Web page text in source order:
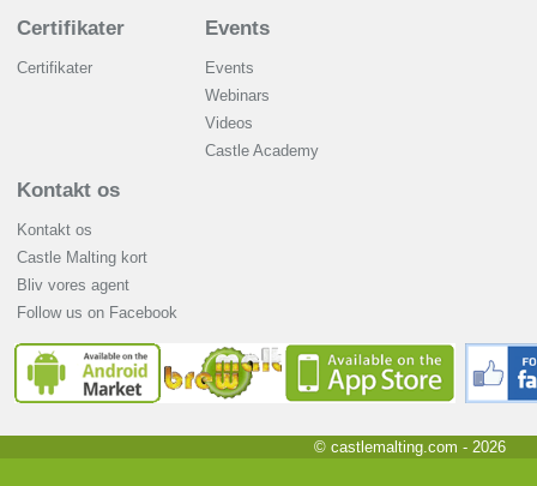
Certifikater
Certifikater
Events
Events
Webinars
Videos
Castle Academy
Kontakt os
Kontakt os
Castle Malting kort
Bliv vores agent
Follow us on Facebook
© castlemalting.com - 2026